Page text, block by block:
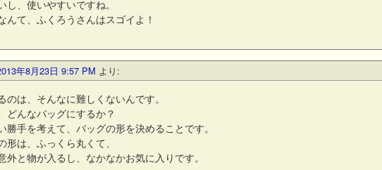
し、使いやすいですね。
んて、ふくろうさんはスゴイよ！
年8月23日 9:57 PM より:
のは、そんなに難しくないんです。
どんなバッグにするか？
勝手を考えて、バッグの形を決めることです。
形は、ふっくら丸くて、
外と物が入るし、なかなかお気に入りです。